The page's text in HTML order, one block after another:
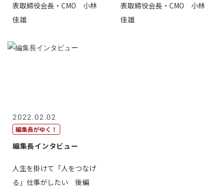
表取締役会長・CMO 小林
佳雄
表取締役会長・CMO 小林
佳雄
2022.02.02
編集長がゆく！
編集長インタビュー
人生を掛けて「人をつなげ
る」仕事がしたい 後編